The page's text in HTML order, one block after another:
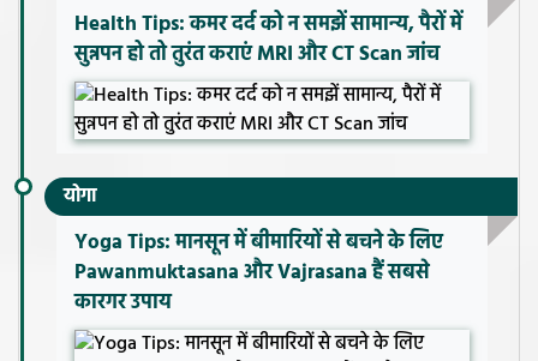
Health Tips: कमर दर्द को न समझें सामान्य, पैरों में
सुन्नपन हो तो तुरंत कराएं MRI और CT Scan जांच
योगा
Yoga Tips: मानसून में बीमारियों से बचने के लिए
Pawanmuktasana और Vajrasana हैं सबसे
कारगर उपाय